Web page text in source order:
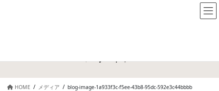
HOME メディア blog-image-1a933f3c-f5ee-43b8-95dc-592e3c44bbbb